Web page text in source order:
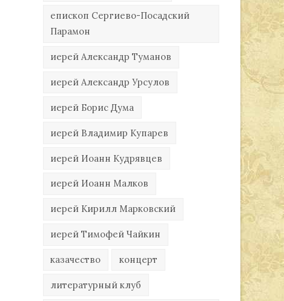
епископ Сергиево-Посадский
Парамон
иерей Александр Туманов
иерей Александр Урсулов
иерей Борис Дума
иерей Владимир Купарев
иерей Иоанн Кудрявцев
иерей Иоанн Малков
иерей Кирилл Марковский
иерей Тимофей Чайкин
казачество концерт
литературный клуб